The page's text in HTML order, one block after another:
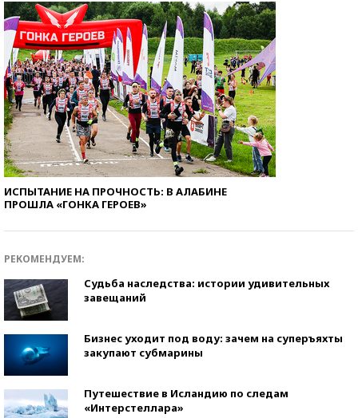
ИСПЫТАНИЕ НА ПРОЧНОСТЬ: В АЛАБИНЕ
ПРОШЛА «ГОНКА ГЕРОЕВ»
РЕКОМЕНДУЕМ:
Судьба наследства: истории удивительных
завещаний
Бизнес уходит под воду: зачем на суперъяхты
закупают субмарины
Путешествие в Исландию по следам
«Интерстеллара»